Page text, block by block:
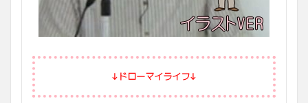
↓ドローマイライフ↓